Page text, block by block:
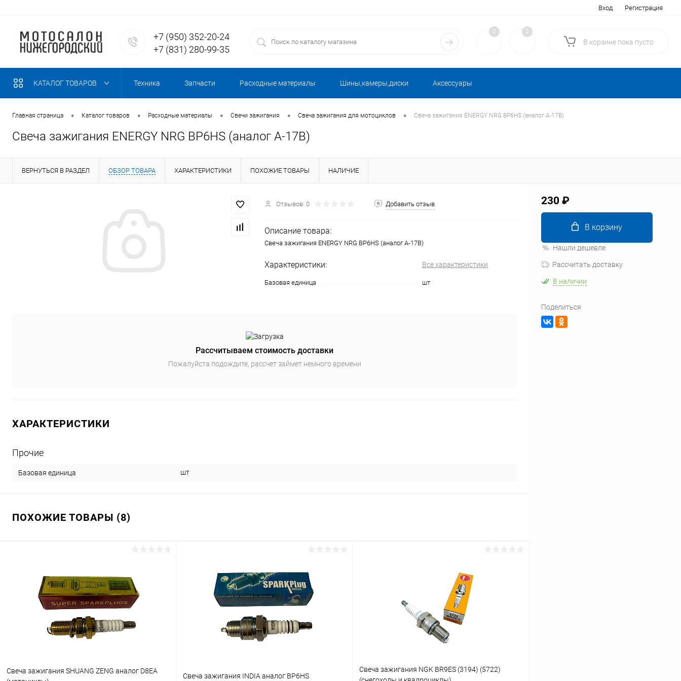
Вход Регистрация
+7 (950) 352-20-24
+7 (831) 280-99-35
0 0
В корзине пока пусто
КАТАЛОГ ТОВАРОВ Техника Запчасти Расходные материалы Шины,камеры,диски Аксессуары
Главная страница • Каталог товаров • Расходные материалы • Свечи зажигания • Свеча зажигания для мотоциклов • Свеча зажигания ENERGY NRG BP6HS (аналог А-17В)
Свеча зажигания ENERGY NRG BP6HS (аналог А-17В)
ВЕРНУТЬСЯ В РАЗДЕЛ ОБЗОР ТОВАРА ХАРАКТЕРИСТИКИ ПОХОЖИЕ ТОВАРЫ НАЛИЧИЕ
Отзывов: 0 Добавить отзыв
Описание товара:
Свеча зажигания ENERGY NRG BP6HS (аналог А-17В)
Характеристики: Все характеристики
Базовая единица шт
Рассчитываем стоимость доставки
Пожалуйста подождите, рассчет займет немного времени
ХАРАКТЕРИСТИКИ
Прочие
Базовая единица шт
ПОХОЖИЕ ТОВАРЫ (8)
Свеча зажигания SHUANG ZENG аналог D8EA
Свеча зажигания INDIA аналог BP6HS
Свеча зажигания NGK BR9ES (3194) (5722)
230 ₽
В корзину
Нашли дешевле
Рассчитать доставку
В наличии
Поделиться